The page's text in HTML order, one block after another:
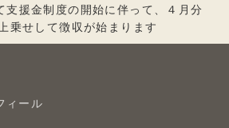
支援金制度の開始に伴って、４月分
乗せして徴収が始まります
ィール